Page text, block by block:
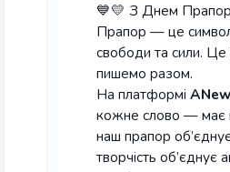
💙💛 З Днем
Прапор — це символ
свободи та сили. Це
пишемо разом.
На платформі
кожне слово — має
наш прапор
творчість об’єднує